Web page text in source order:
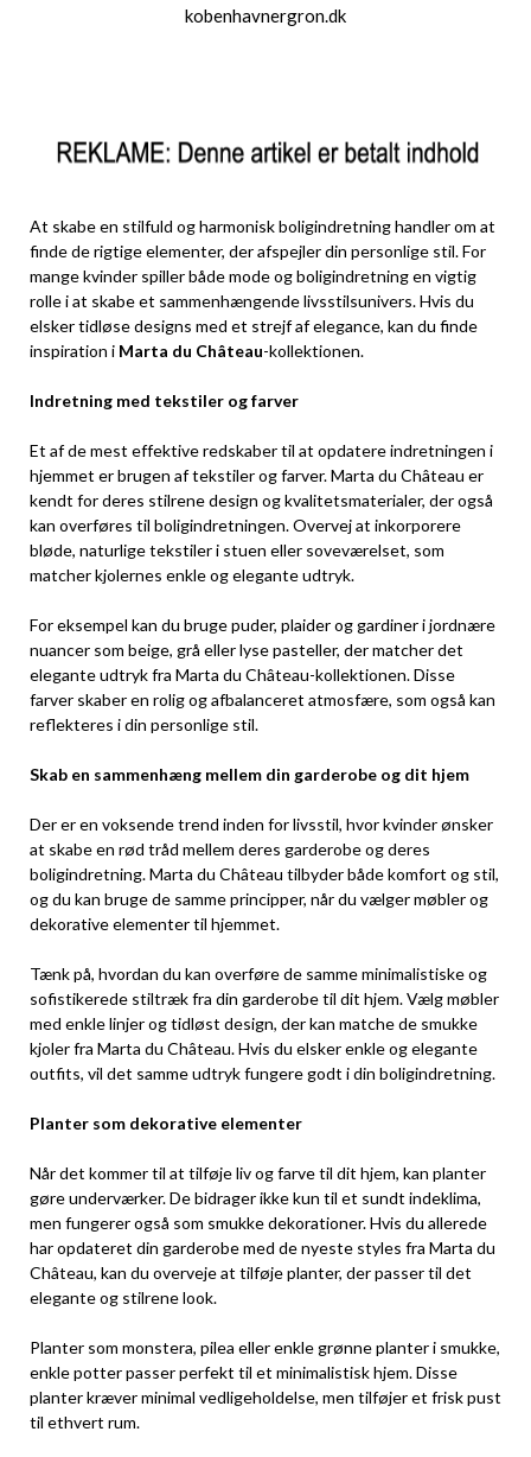
kobenhavnergron.dk
At skabe en stilfuld og harmonisk boligindretning handler om at
finde de rigtige elementer, der afspejler din personlige stil. For
mange kvinder spiller både mode og boligindretning en vigtig
rolle i at skabe et sammenhængende livsstilsunivers. Hvis du
elsker tidløse designs med et strejf af elegance, kan du finde
inspiration i Marta du Château-kollektionen.
Indretning med tekstiler og farver
Et af de mest effektive redskaber til at opdatere indretningen i
hjemmet er brugen af tekstiler og farver. Marta du Château er
kendt for deres stilrene design og kvalitetsmaterialer, der også
kan overføres til boligindretningen. Overvej at inkorporere
bløde, naturlige tekstiler i stuen eller soveværelset, som
matcher kjolernes enkle og elegante udtryk.
For eksempel kan du bruge puder, plaider og gardiner i jordnære
nuancer som beige, grå eller lyse pasteller, der matcher det
elegante udtryk fra Marta du Château-kollektionen. Disse
farver skaber en rolig og afbalanceret atmosfære, som også kan
reflekteres i din personlige stil.
Skab en sammenhæng mellem din garderobe og dit hjem
Der er en voksende trend inden for livsstil, hvor kvinder ønsker
at skabe en rød tråd mellem deres garderobe og deres
boligindretning. Marta du Château tilbyder både komfort og stil,
og du kan bruge de samme principper, når du vælger møbler og
dekorative elementer til hjemmet.
Tænk på, hvordan du kan overføre de samme minimalistiske og
sofistikerede stiltræk fra din garderobe til dit hjem. Vælg møbler
med enkle linjer og tidløst design, der kan matche de smukke
kjoler fra Marta du Château. Hvis du elsker enkle og elegante
outfits, vil det samme udtryk fungere godt i din boligindretning.
Planter som dekorative elementer
Når det kommer til at tilføje liv og farve til dit hjem, kan planter
gøre underværker. De bidrager ikke kun til et sundt indeklima,
men fungerer også som smukke dekorationer. Hvis du allerede
har opdateret din garderobe med de nyeste styles fra Marta du
Château, kan du overveje at tilføje planter, der passer til det
elegante og stilrene look.
Planter som monstera, pilea eller enkle grønne planter i smukke,
enkle potter passer perfekt til et minimalistisk hjem. Disse
planter kræver minimal vedligeholdelse, men tilføjer et frisk pust
til ethvert rum.